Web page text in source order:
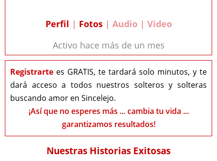
Perfil | Fotos| Audio | Video
Activo hace más de un mes
Registrarte es GRATIS, te tardará solo minutos, y te
dará acceso a todos nuestros solteros y solteras
buscando amor en Sincelejo.
¡Así que no esperes más ... cambia tu vida ...
garantizamos resultados!
Nuestras Historias Exitosas